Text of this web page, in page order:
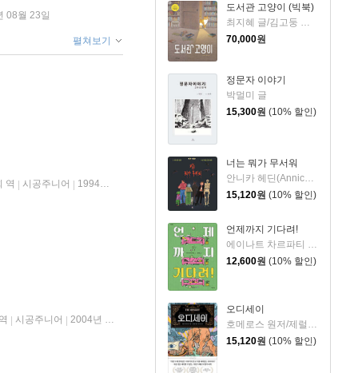
도서관 고양이 (빅북)
70,000원
정문자 이야기
박멀미 글
15,300원 (10% 할인)
너는 뭐가 무서워
안니카 헤딘(Annica Hedin) 글/한나 클린타게 (Hanna Klinthage) 그림
15,120원 (10% 할인)
언제까지 기다려!
12,600원 (10% 할인)
오디세이
호메로스 원저/제럴딘 매코크런 글/김재용 역/장시은 감수
15,120원 (10% 할인)
08월 23일
펼쳐보기
역 시공주니어 1994년 04월 01일
시공주니어 2004년 09월 20일